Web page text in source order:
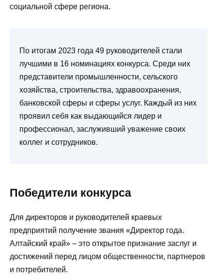
социальной сфере региона.
По итогам 2023 года 49 руководителей стали
лучшими в 16 номинациях конкурса. Среди них
представители промышленности, сельского
хозяйства, строительства, здравоохранения,
банковской сферы и сферы услуг. Каждый из них
проявил себя как выдающийся лидер и
профессионал, заслуживший уважение своих
коллег и сотрудников.
Победители конкурса
Для директоров и руководителей краевых
предприятий получение звания «Директор года.
Алтайский край» – это открытое признание заслуг и
достижений перед лицом общественности, партнеров
и потребителей.